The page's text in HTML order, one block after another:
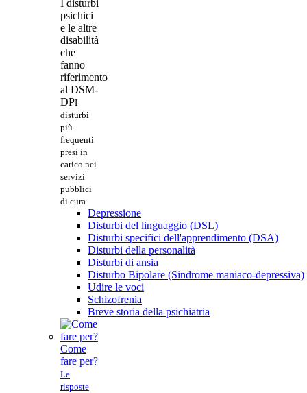
I disturbi
psichici
e le altre
disabilità
che
fanno
riferimento
al DSM-
DPI
disturbi
più
frequenti
presi in
carico nei
servizi
pubblici
di cura
Depressione
Disturbi del linguaggio (DSL)
Disturbi specifici dell'apprendimento (DSA)
Disturbi della personalità
Disturbi di ansia
Disturbo Bipolare (Sindrome maniaco-depressiva)
Udire le voci
Schizofrenia
Breve storia della psichiatria
Come
fare per?
Le
risposte